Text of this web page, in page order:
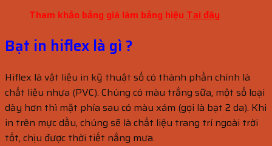
Tham khảo bảng giá làm bảng hiệu Tại đây
Bạt in hiflex là gì ?
Hiflex là vật liệu in kỹ thuật số có thành phần chính là
chất liệu nhựa (PVC). Chúng có màu trắng sữa, một số loại
dày hơn thì mặt phía sau có màu xám (gọi là bạt 2 da). Khi
in trên mực dầu, chúng sẽ là chất liệu trang trí ngoài trời
tốt, chịu được thời tiết nắng mưa.